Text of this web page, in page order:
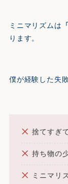
ミニマリズムは
ります。
僕が経験した失
捨てすぎ
持ち物の
ミニマリ